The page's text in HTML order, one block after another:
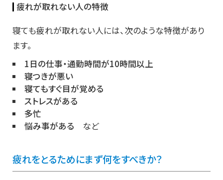
疲れが取れない人の特徴
寝ても疲れが取れない人には、次のような特徴があり
ます。
1日の仕事・通勤時間が10時間以上
寝つきが悪い
寝てもすぐ目が覚める
ストレスがある
多忙
悩み事がある など
疲れをとるためにまず何をすべきか？